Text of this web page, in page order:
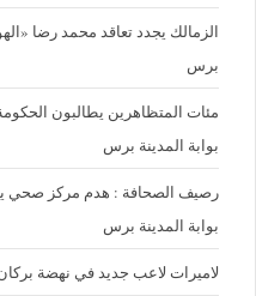
الزمالك يجدد تعاقد محمد رضا
برس
مئات المتظاهرين يطالبون الحكومة
بوابة المدينة برس
رصيف الصحافة : هدم مركز صحي
بوابة المدينة برس
لاميرات لاعب جديد في نهضة